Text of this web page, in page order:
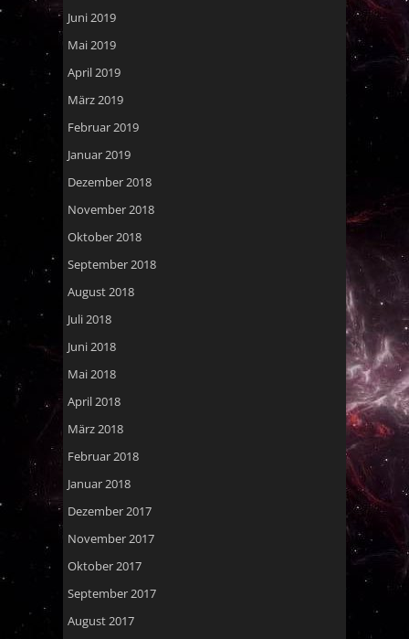
Juni 2019
Mai 2019
April 2019
März 2019
Februar 2019
Januar 2019
Dezember 2018
November 2018
Oktober 2018
September 2018
August 2018
Juli 2018
Juni 2018
Mai 2018
April 2018
März 2018
Februar 2018
Januar 2018
Dezember 2017
November 2017
Oktober 2017
September 2017
August 2017